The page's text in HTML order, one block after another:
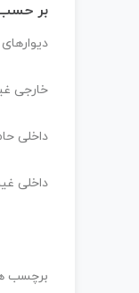
بر
خارجی
داخلی
داخلی
برچسب